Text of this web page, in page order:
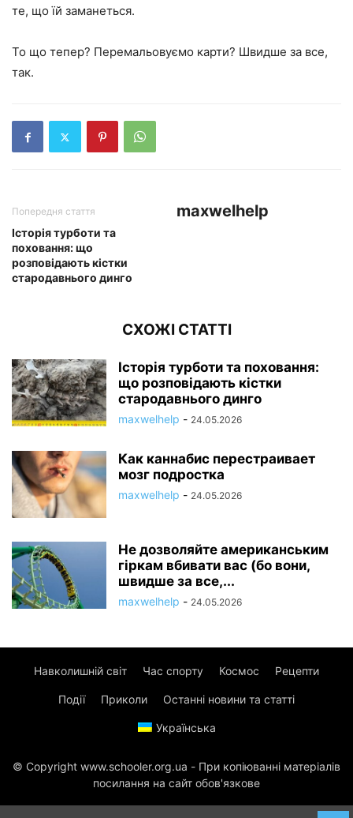
те, що їй заманеться.
То що тепер? Перемальовуємо карти? Швидше за все,
так.
Попередня стаття
Історія турботи та
поховання: що
розповідають кістки
стародавнього динго
maxwelhelp
СХОЖІ СТАТТІ
Історія турботи та поховання:
що розповідають кістки
стародавнього динго
maxwelhelp - 24.05.2026
Как каннабис перестраивает
мозг подростка
maxwelhelp - 24.05.2026
Не дозволяйте американським
гіркам вбивати вас (бо вони,
швидше за все,...
maxwelhelp - 24.05.2026
Навколишній світ Час спорту Космос Рецепти
Події Приколи Останні новини та статті
Українська
© Copyright www.schooler.org.ua - При копіюванні матеріалів
посилання на сайт обов'язкове